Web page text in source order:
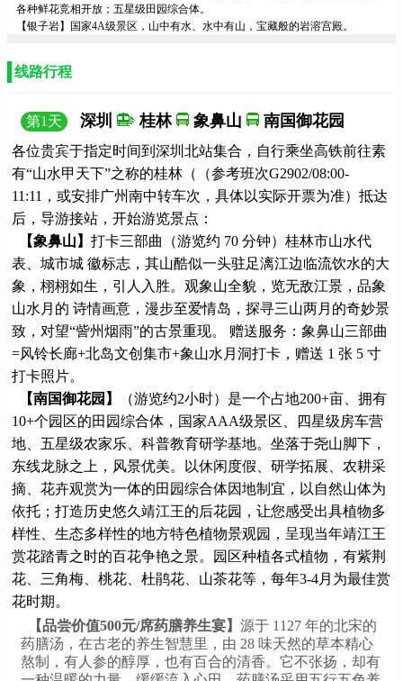
各种鲜花竞相开放；五星级田园综合体。
【银子岩】国家4A级景区，山中有水、水中有山，宝藏般的岩溶宫殿。
线路行程
第1 天 深圳 桂林 象鼻山 南国御花园
各位贵宾于指定时间到深圳北站集合，自行乘坐高铁前往素
有“山水甲天下”之称的桂林（（参考班次G2902/08:00-
11:11，或安排广州南中转车次，具体以实际开票为准）抵达
后，导游接站，开始游览景点：
【象鼻山】 打卡三部曲（游览约 70 分钟）桂林市山水代
表、城市城 徽标志，其山酷似一头驻足漓江边临流饮水的大
象，栩栩如生，引人入胜。观象山全貌，览无敌江景，品象
山水月的 诗情画意，漫步至爱情岛，探寻三山两月的奇妙景
致，对望“訾州烟雨”的古景重现。 赠送服务：象鼻山三部曲
=风铃长廊+北岛文创集市+象山水月洞打卡，赠送 1 张 5 寸
打卡照片。
【南国御花园】
（游览约2小时）是一个占地200+亩、拥有
10+个园区的田园综合体，国家AAA级景区、四星级房车营
地、五星级农家乐、科普教育研学基地。坐落于尧山脚下，
东线龙脉之上，风景优美。以休闲度假、研学拓展、农耕采
摘、花卉观赏为一体的田园综合体因地制宜，以自然山体为
依托；打造历史悠久靖江王的后花园，让您感受出具植物多
样性、生态多样性的地方特色植物景观园，呈现当年靖江王
赏花踏青之时的百花争艳之景。园区种植各式植物，有紫荆
花、三角梅、桃花、杜鹃花、山茶花等，每年3-4月为最佳赏
花时期。
【品尝价值500元/席药膳养生宴】 源于 1127 年的北宋的
药膳汤，在古老的养生智慧里，由 28 味天然的草本精心
熬制，有人参的醇厚，也有百合的清香。它不张扬，却有